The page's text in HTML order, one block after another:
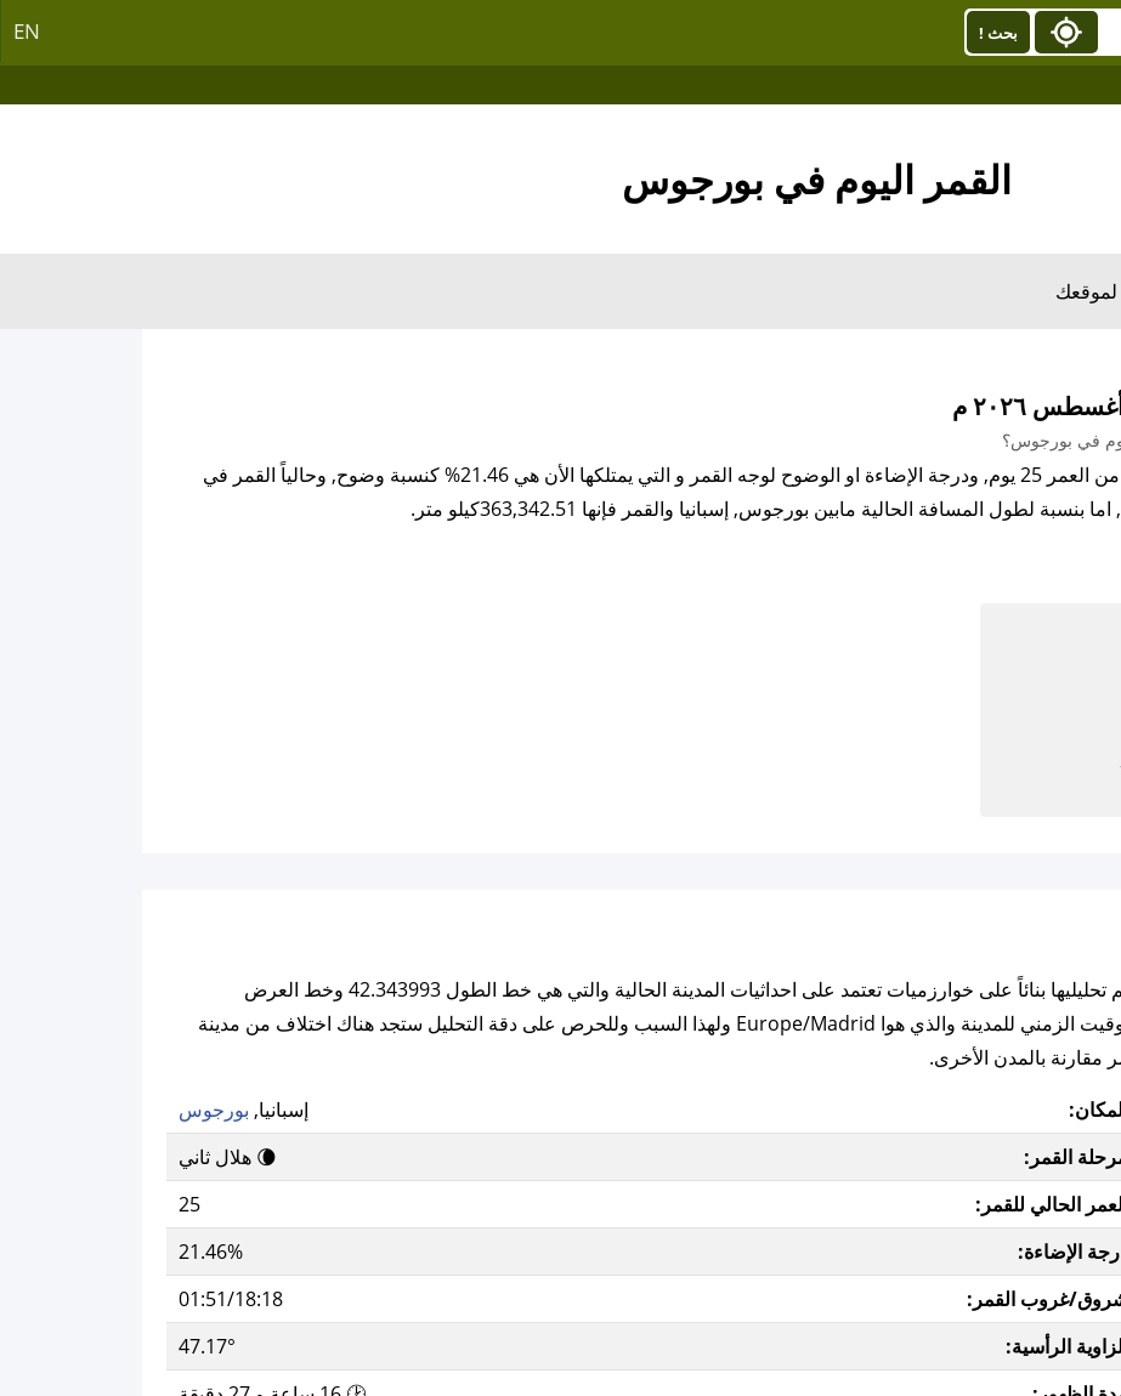
EN بحث !
القمر اليوم في بورجوس
في بورجوس؟
القمر اليوم يمتلك من العمر 25 يوم, ودرجة الإضاءة او الوضوح لوجه القمر و التي يمتلكها الأن هي 21.46% كنسبة وضوح, وحالياً القمر في
, اما بنسبة لطول المسافة الحالية مابين بورجوس, إسبانيا والقمر فإنها 363,342.51كيلو متر.
ملاحظة: كل التفاصيل والبيانات للقمر أدناه تم تحليليها بنائاً على خوارزميات تعتمد على احداثيات المدينة الحالية والتي هي خط الطول 42.343993 وخط العرض
-3.696906 ايضاً مزامنة الأوقات بناء على التوقيت الزمني للمدينة والذي هوا Europe/Madrid ولهذا السبب وللحرص على دقة التحليل ستجد هناك اختلاف من مدينة
مقارنة بالمدن الأخرى.
إسبانيا, بورجوس
القمر:
🌘 هلال ثاني
الحالي للقمر:
25
الإضاءة:
21.46%
غروب القمر:
01:51/18:18
الرأسية:
47.17°